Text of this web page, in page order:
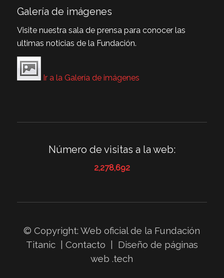
Galería de imágenes
Visite nuestra sala de prensa para conocer las
ultimas noticias de la Fundación.
Ir a la Galería de imágenes
Número de visitas a la web:
2,278,692
© Copyright: Web oficial de la Fundación
Titanic| Contacto
Diseño de páginas
web .tech